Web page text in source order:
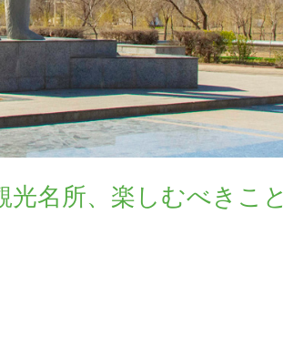
名所、楽しむべきこと